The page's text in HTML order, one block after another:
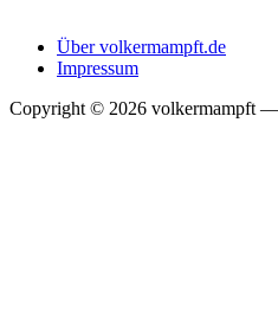
Über volkermampft.de
Impressum
Copyright © 2026 volkermampft —